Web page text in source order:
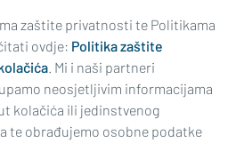
zaštite privatnosti te Politikama
ovdje: Politika zaštite
. Mi i naši partneri
neosjetljivim informacijama
kolačića ili jedinstvenog
te obrađujemo osobne podatke